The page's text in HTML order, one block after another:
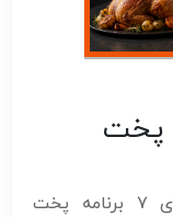
پخت
سرخ‌کن فیلیپس مدل HD9270 دارای ۷ برنامه پخت